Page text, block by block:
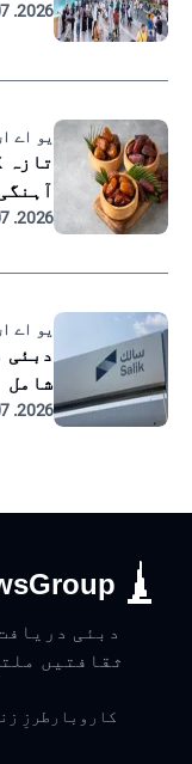
2026. 07. 22
یو اے
تازہ
2026. 07. 21
یو اے
شامل
2026. 07. 17
دبئی
ثقافتیں
کاروبار طرزِ